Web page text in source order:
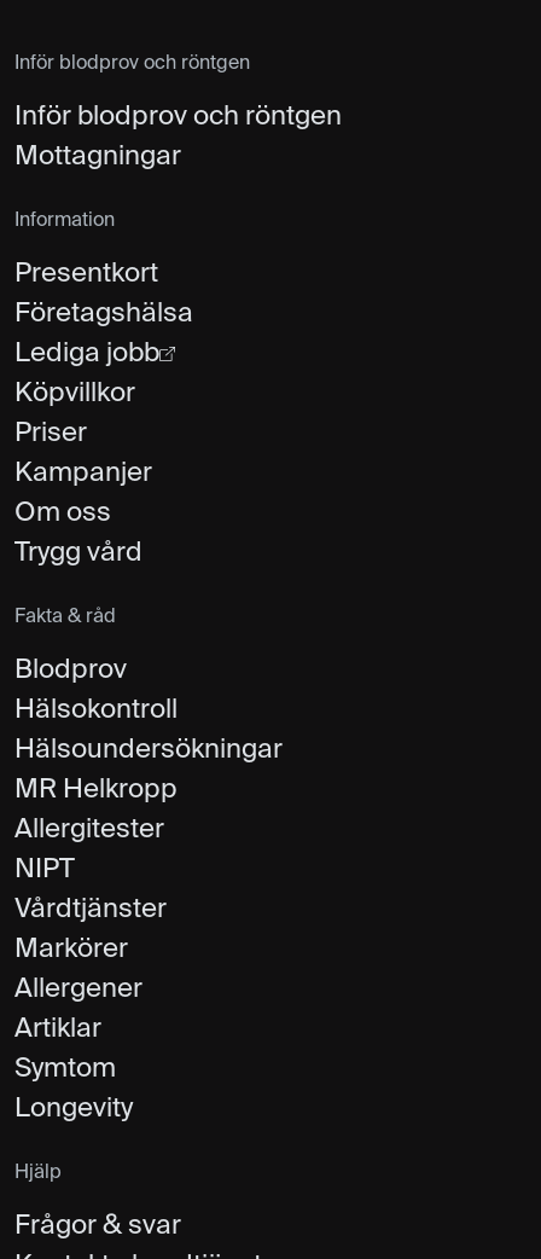
Inför blodprov och röntgen
Inför blodprov och röntgen
Mottagningar
Information
Presentkort
Företagshälsa
Lediga jobb
Köpvillkor
Priser
Kampanjer
Om oss
Trygg vård
Fakta & råd
Blodprov
Hälsokontroll
Hälsoundersökningar
MR Helkropp
Allergitester
NIPT
Vårdtjänster
Markörer
Allergener
Artiklar
Symtom
Longevity
Hjälp
Frågor & svar